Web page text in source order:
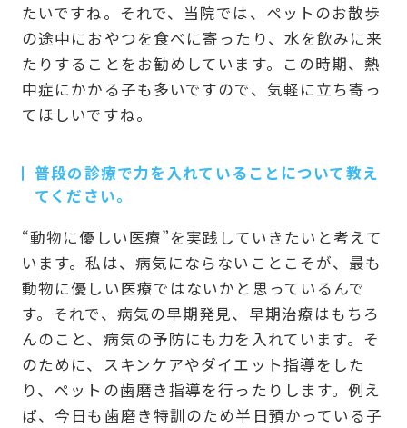
たいですね。それで、当院では、ペットのお散歩
の途中におやつを食べに寄ったり、水を飲みに来
たりすることをお勧めしています。この時期、熱
中症にかかる子も多いですので、気軽に立ち寄っ
てほしいですね。
普段の診療で力を入れていることについて教え
てください。
“動物に優しい医療”を実践していきたいと考えて
います。私は、病気にならないことこそが、最も
動物に優しい医療ではないかと思っているんで
す。それで、病気の早期発見、早期治療はもちろ
んのこと、病気の予防にも力を入れています。そ
のために、スキンケアやダイエット指導をした
り、ペットの歯磨き指導を行ったりします。例え
ば、今日も歯磨き特訓のため半日預かっている子